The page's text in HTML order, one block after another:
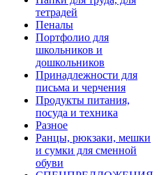
тетрадей
Пеналы
Портфолио для
школьников и
дошкольников
Принадлежности для
письма и черчения
Продукты питания,
посуда и техника
Разное
Ранцы, рюкзаки, мешки
и сумки для сменной
обуви